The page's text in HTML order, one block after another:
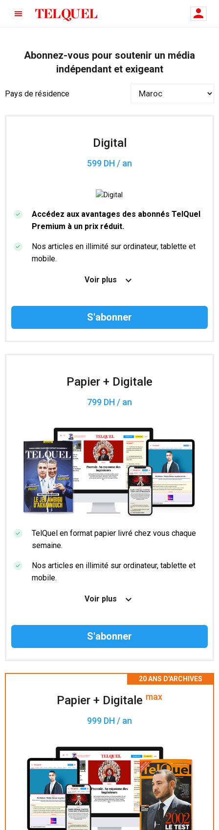
Abonnez-vous pour soutenir un média
indépendant et exigeant
Pays de résidence
Digital
599 DH / an
Accédez aux avantages des abonnés TelQuel
Premium à un prix réduit.
Nos articles en illimité sur ordinateur, tablette et
mobile.
Le magazine TelQuel en numérique avant la sortie
Des informations confidentielles résérvées aux
Voir plus
Papier + Digitale
799 DH / an
TelQuel en format papier livré chez vous chaque
semaine.
Nos articles en illimité sur ordinateur, tablette et
mobile.
Le magazine TelQuel en numérique avant la sortie
Voir plus
Papier + Digitale max
999 DH / an